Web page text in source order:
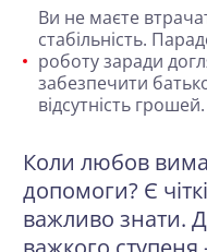
Ви не маєте
стабільність.
роботу заради
забезпечити
відсутність грошей.
Коли любов
допомоги? Є
важливо знати.